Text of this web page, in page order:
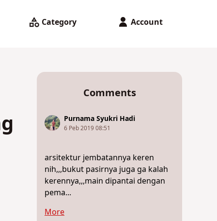
Category Account
Comments
Purnama Syukri Hadi
6 Peb 2019 08:51
arsitektur jembatannya keren
nih,,,bukut pasirnya juga ga kalah
kerennya,,,main dipantai dengan
pema...
More